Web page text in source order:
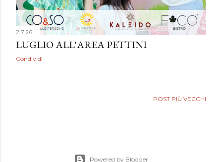
2.7.26
LUGLIO ALL'AREA PETTINI
Condividi
POST PIÙ VECCHI
Powered by Blogger